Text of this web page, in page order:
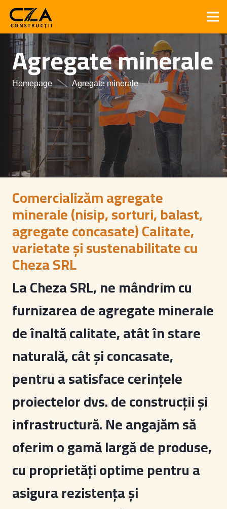
Agregate minerale
Homepage Agregate minerale
Comercializăm agregate
minerale (nisip, sorturi, balast,
agregate concasate) Calitate,
varietate și sustenabilitate cu
Cheza SRL
La Cheza SRL, ne mândrim cu
furnizarea de agregate minerale
de înaltă calitate, atât în stare
naturală, cât și concasate,
pentru a satisface cerințele
proiectelor dvs. de construcții și
infrastructură. Ne angajăm să
oferim o gamă largă de produse,
cu proprietăți optime pentru a
asigura rezistența și